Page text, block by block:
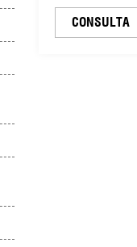
apilador de
(45111516)
CONSULTA